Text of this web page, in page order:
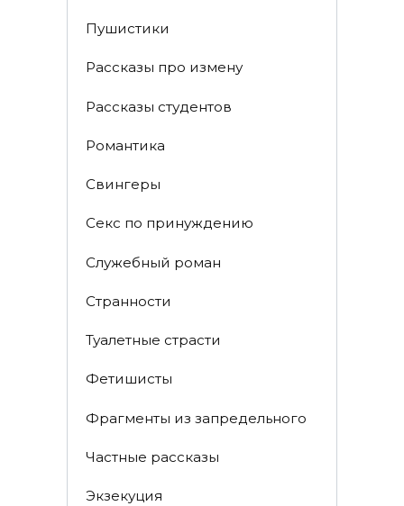
Пушистики
Рассказы про измену
Рассказы студентов
Романтика
Свингеры
Секс по принуждению
Служебный роман
Странности
Туалетные страсти
Фетишисты
Фрагменты из запредельного
Частные рассказы
Экзекуция